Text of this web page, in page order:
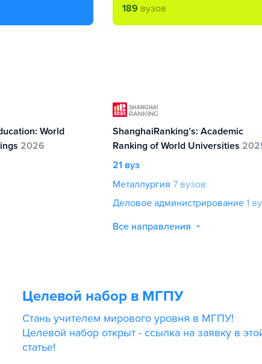
189 вузов
World
2026
ShanghaiRanking’s: Academic
Ranking of World Universities
21 вуз
Металлургия 7 вузов
Деловое администрирование 1
Все направления
Целевой набор в МГПУ
Стань учителем мирового уровня в МГПУ!
Целевой набор открыт - ссылка на заявку в
статье!